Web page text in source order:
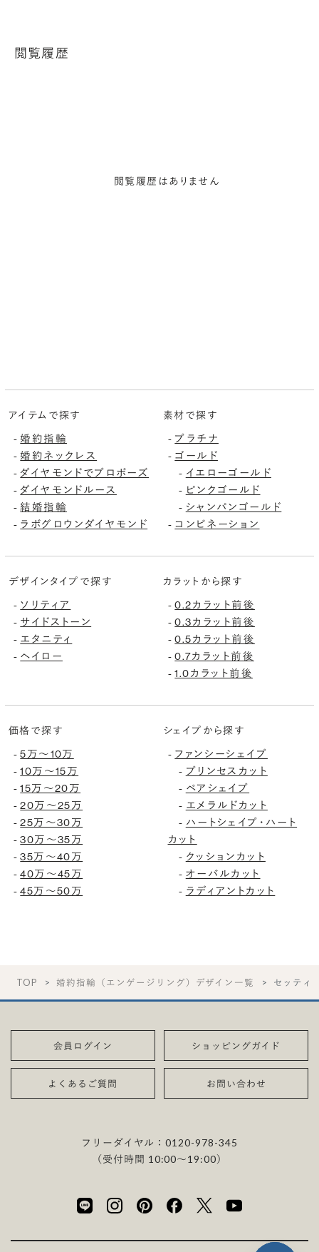
閲覧履歴
閲覧履歴はありません
アイテムで探す
-婚約指輪
-婚約ネックレス
-ダイヤモンドでプロポーズ
-ダイヤモンドルース
-結婚指輪
- ラボグロウンダイヤモンド
素材で探す
- プラチナ
- ゴールド
- イエローゴールド
- ピンクゴールド
- シャンパンゴールド
- コンビネーション
デザインタイプで探す
- ソリティア
- サイドストーン
- エタニティ
- ヘイロー
カラットから探す
-0.2カラット前後
-0.3カラット前後
-0.5カラット前後
-0.7カラット前後
-1.0カラット前後
価格で探す
-5万〜10万
-10万〜15万
-15万〜20万
-20万〜25万
-25万〜30万
-30万〜35万
-35万〜40万
-40万〜45万
-45万〜50万
シェイプから探す
- ファンシーシェイプ
- プリンセスカット
- ペアシェイプ
- エメラルドカット
- ハートシェイプ・ハート
カット
- クッションカット
- オーバルカット
- ラディアントカット
TOP 婚約指輪（エンゲージリング）デザイン一覧 セッティ
会員ログイン ショッピングガイド
よくあるご質問 お問い合わせ
フリーダイヤル：0120-978-345
（受付時間 10:00〜19:00）